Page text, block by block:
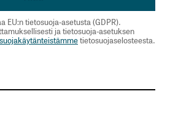
EU:n tietosuoja-asetusta (GDPR).
ja tietosuoja-asetuksen
tietosuojaselosteesta.